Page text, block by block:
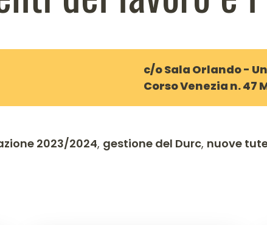
c/o Sala Orlando -
Corso Venezia n. 47
2023/2024, gestione del Durc, nuove